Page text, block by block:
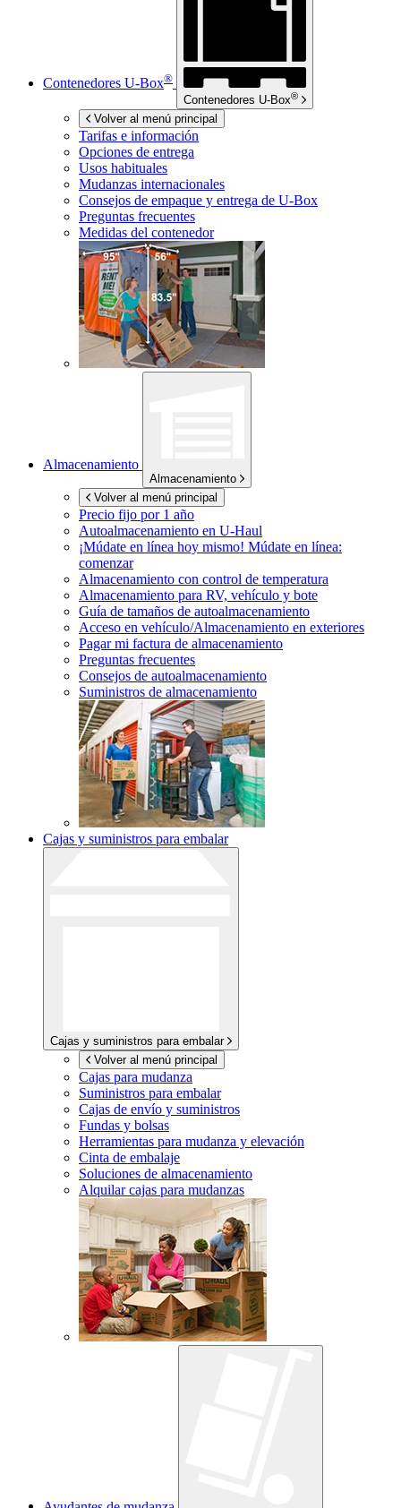
Contenedores U-Box®
Contenedores U-Box®
Volver al menú principal
Tarifas e información
Opciones de entrega
Usos habituales
Mudanzas internacionales
Consejos de empaque y entrega de U-Box
Preguntas frecuentes
Medidas del contenedor
Almacenamiento
Almacenamiento
Volver al menú principal
Precio fijo por 1 año
Autoalmacenamiento en U-Haul
¡Múdate en línea hoy mismo! Múdate en línea:
comenzar
Almacenamiento con control de temperatura
Almacenamiento para RV, vehículo y bote
Guía de tamaños de autoalmacenamiento
Acceso en vehículo/Almacenamiento en exteriores
Pagar mi factura de almacenamiento
Preguntas frecuentes
Consejos de autoalmacenamiento
Suministros de almacenamiento
Cajas y suministros para embalar
Cajas y suministros para embalar
Volver al menú principal
Cajas para mudanza
Suministros para embalar
Cajas de envío y suministros
Fundas y bolsas
Herramientas para mudanza y elevación
Cinta de embalaje
Soluciones de almacenamiento
Alquilar cajas para mudanzas